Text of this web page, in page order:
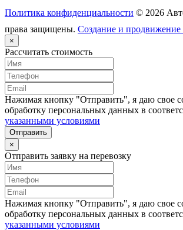
Политика конфиденциальности © 2026
права защищены. Создание и продвижение
×
Рассчитать стоимость
Нажимая кнопку "Отправить", я даю свое
обработку персональных данных в
указанными условиями
Отправить
×
Отправить заявку на перевозку
Нажимая кнопку "Отправить", я даю свое
обработку персональных данных в
указанными условиями